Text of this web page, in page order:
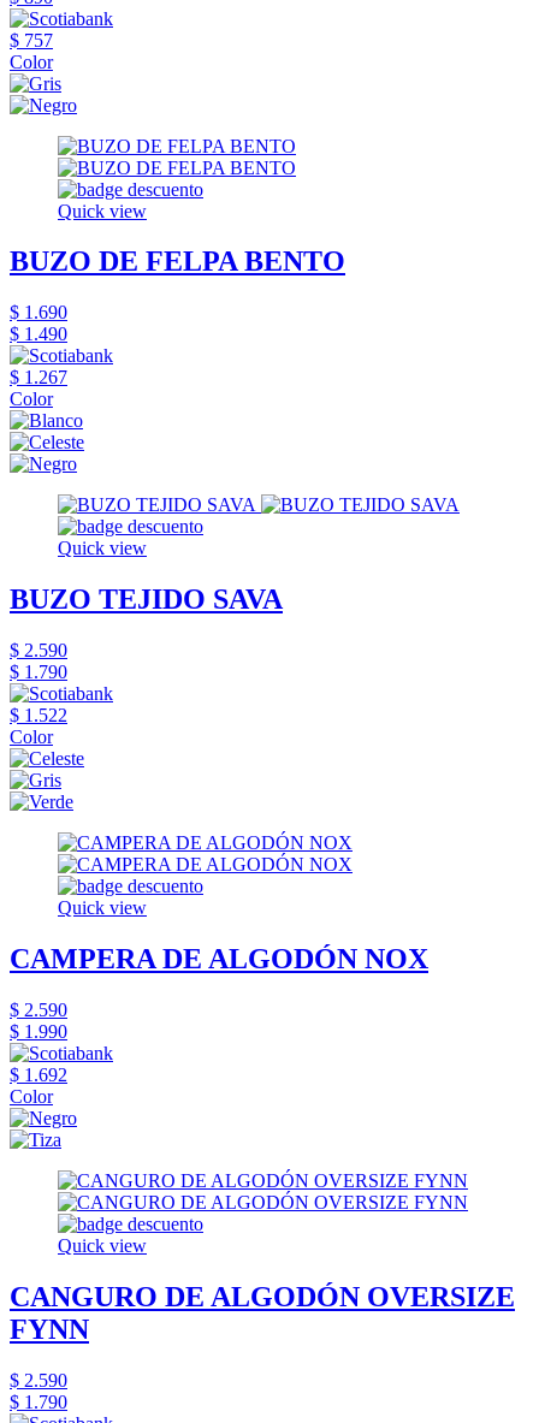
$ 757
Color
Quick view
BUZO DE FELPA BENTO
$ 1.690
$ 1.490
$ 1.267
Color
Quick view
BUZO TEJIDO SAVA
$ 2.590
$ 1.790
$ 1.522
Color
Quick view
CAMPERA DE ALGODÓN NOX
$ 2.590
$ 1.990
$ 1.692
Color
Quick view
CANGURO DE ALGODÓN OVERSIZE
FYNN
$ 2.590
$ 1.790